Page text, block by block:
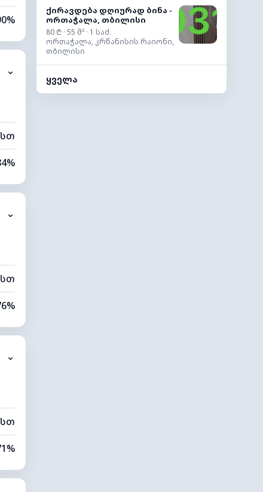
კმ
⌄
კმ
⌄
9 კმ
⌄
ქირავდება დღიურად ბინა -
ორთაჭალა, თბილისი
80 ₾ · 55 მ² · 1 საძ.
ორთაჭალა, კრწანისის რაიონი,
თბილისი
ყველა